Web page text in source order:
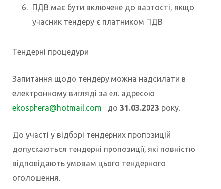
ПДВ має бути включене до вартості, якщо
учасник тендеру є платником ПДВ
Тендерні процедури
Запитання щодо тендеру можна надсилати в
електронному вигляді за ел. адресою
ekosphera@hotmail.com до 31.03.2023 року.
До участі у відборі тендерних пропозицій
допускаються тендерні пропозиції, які повністю
відповідають умовам цього тендерного
оголошення.